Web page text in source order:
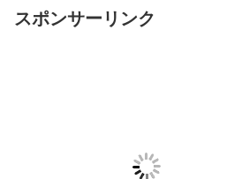
スポンサーリンク